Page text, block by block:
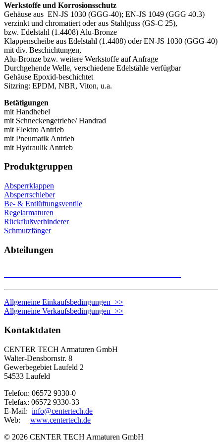
Werkstoffe und Korrosionsschutz
Gehäuse aus EN-JS 1030 (GGG-40); EN-JS 1049 (GGG 40.3)
verzinkt und chromatiert oder aus Stahlguss (GS-C 25),
bzw. Edelstahl (1.4408) Alu-Bronze
Klappenscheibe aus Edelstahl (1.4408) oder EN-JS 1030 (GGG-40)
mit div. Beschichtungen,
Alu-Bronze bzw. weitere Werkstoffe auf Anfrage
Durchgehende Welle, verschiedene Edelstähle verfügbar
Gehäuse Epoxid-beschichtet
Sitzring: EPDM, NBR, Viton, u.a.
Betätigungen
mit Handhebel
mit Schneckengetriebe/ Handrad
mit Elektro Antrieb
mit Pneumatik Antrieb
mit Hydraulik Antrieb
Produktgruppen
Absperrklappen
Absperrschieber
Be- & Entlüftungsventile
Regelarmaturen
Rückflußverhinderer
Schmutzfänger
Abteilungen
Allgemeine Einkaufsbedingungen >>
Allgemeine Verkaufsbedingungen >>
Kontaktdaten
CENTER TECH Armaturen GmbH
Walter-Densbornstr. 8
Gewerbegebiet Laufeld 2
54533 Laufeld
Telefon: 06572 9330-0
Telefax: 06572 9330-33
E-Mail: info@centertech.de
Web: www.centertech.de
© 2026 CENTER TECH Armaturen GmbH